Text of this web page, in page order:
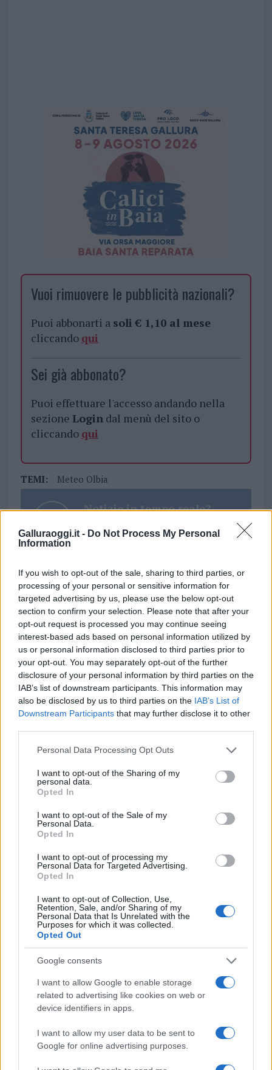
Galluraoggi.it - Do Not Process My Personal
Information
If you wish to opt-out of the sale, sharing to third parties, or
processing of your personal or sensitive information for
targeted advertising by us, please use the below opt-out
section to confirm your selection. Please note that after your
opt-out request is processed you may continue seeing
interest-based ads based on personal information utilized by
us or personal information disclosed to third parties prior to
your opt-out. You may separately opt-out of the further
disclosure of your personal information by third parties on the
IAB’s list of downstream participants. This information may
also be disclosed by us to third parties on the IAB’s List of
Downstream Participants that may further disclose it to other
Please note that this website/app uses one or more Google
not limited to your visit or usage behaviour. You may click to
grant or deny consent to Google and its third-party tags to
use your data for below specified purposes in below Google
consent section.
Personal Data Processing Opt Outs
I want to opt-out of the Sharing of my
personal data.
Opted In
I want to opt-out of the Sale of my
Personal Data.
Opted In
I want to opt-out of processing my
Personal Data for Targeted Advertising.
Opted In
I want to opt-out of Collection, Use,
Retention, Sale, and/or Sharing of my
Personal Data that Is Unrelated with the
Purposes for which it was collected.
Opted Out
Google consents
I want to allow Google to enable storage
related to advertising like cookies on web or
device identifiers in apps.
I want to allow my user data to be sent to
Google for online advertising purposes.
Vuoi rimuovere le pubblicità nazionali?
Puoi abbonarti a soli € 1,10 al mese
cliccando qui
Sei già abbonato?
Puoi effettuare l'accesso andando nella
sezione Logindal menù del sito o
cliccando qui
TEMI: Meteo Olbia
Notizie in tempo reale?
GalluraOggi.it
Inviaci le tue segnalazioni,
i tuoi video e le tue foto
Su WhatsApp al numero +39
345 356 7512
Ricevi le nostre ultime news
daGoogle News
Condividi l'articolo
F
a
ce
b
o
o
k
T
w
it
te
r
Pi
te
st
W
at
A
p
S
a
Articolo precedente
NOTIZIE RECENTI
Sangue, musica e solidarietà con Avis Olbia al
Delta Center